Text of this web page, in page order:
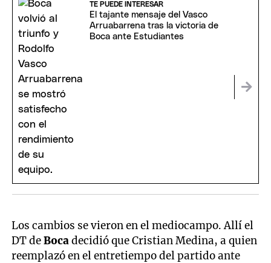
TE PUEDE INTERESAR
El tajante mensaje del Vasco
Arruabarrena tras la victoria de
Boca ante Estudiantes
Los cambios se vieron en el mediocampo. Allí el
DT deBocadecidió que Cristian Medina, a quien
reemplazó en el entretiempo del partido ante